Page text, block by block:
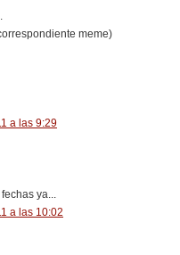
meme)
a las 9:29
ya...
a las 10:02